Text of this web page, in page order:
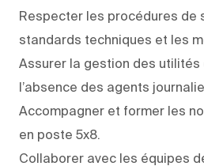
Respecter les procédures de
standards techniques et les
Assurer la gestion des utilités
l’absence des agents
Accompagner et former les
en poste 5x8.
Collaborer avec les équipes